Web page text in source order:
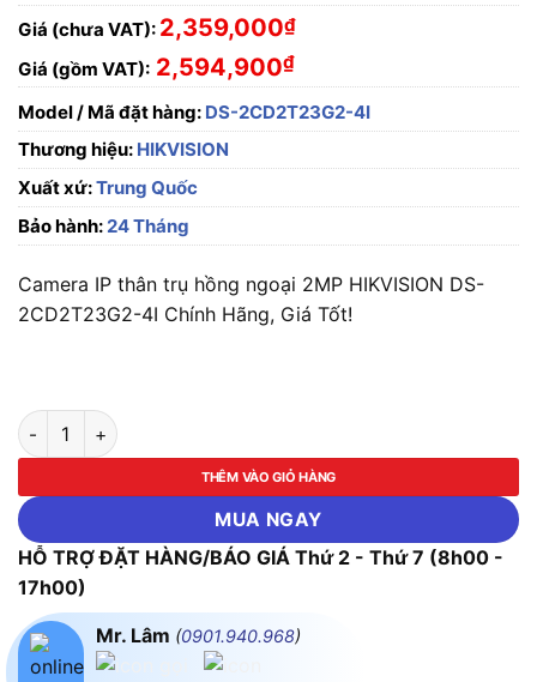
Giá (chưa VAT): 2,359,000₫
Giá (gồm VAT): 2,594,900₫
Model / Mã đặt hàng: DS-2CD2T23G2-4I
Thương hiệu: HIKVISION
Xuất xứ:Trung Quốc
Bảo hành:24 Tháng
Camera IP thân trụ hồng ngoại 2MP HIKVISION DS-
2CD2T23G2-4I Chính Hãng, Giá Tốt!
Camera IP thân trụ hồng ngoại 2MP HIKVISION DS-
THÊM VÀO GIỎ HÀNG
MUA NGAY
HỖ TRỢ ĐẶT HÀNG/BÁO GIÁ Thứ 2 - Thứ 7 (8h00 -
17h00)
Mr. Lâm (0901.940.968)